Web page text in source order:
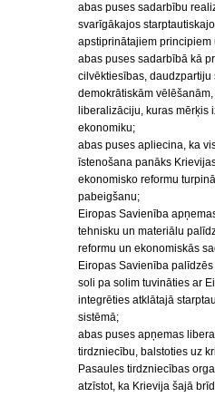
abas puses sadarbību
svarīgākajos
apstiprinātajiem principiem
abas puses sadarbībā kā
cilvēktiesības, daudzpartiju
demokrātiskām
liberalizāciju, kuras mērķis
ekonomiku;
abas puses apliecina, ka
īstenošana panāks
ekonomisko reformu
pabeigšanu;
Eiropas Savienība
tehnisku un materiālu
reformu un ekonomiskās
Eiropas Savienība
soli pa solim tuvināties ar
integrēties atklātajā
sistēmā;
abas puses apņemas
tirdzniecību, balstoties uz
Pasaules tirdzniecības
atzīstot, ka Krievija šajā